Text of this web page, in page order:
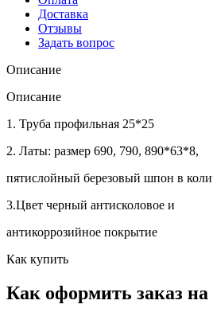
Доставка
Отзывы
Задать вопрос
Описание
Описание
1. Труба профильная 25*25
2. Латы: размер 690, 790, 890*63*8,
пятислойный березовый шпон в
3.Цвет черный антисколовое и
антикоррозийное покрытие
Как купить
Как оформить заказ на